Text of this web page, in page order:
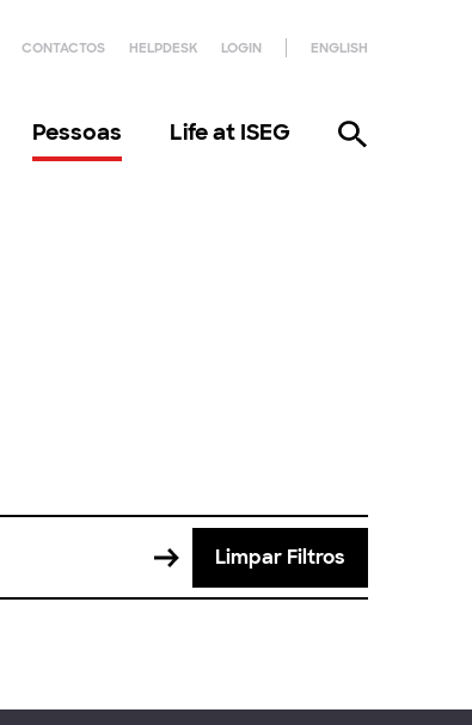
CONTACTOS HELPDESK LOGIN ENGLISH
Pessoas Life at ISEG
Limpar Filtros